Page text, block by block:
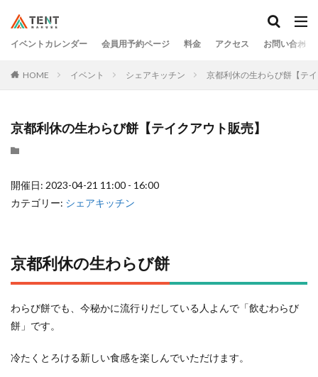
イベントカレンダー 会員用予約ページ 料金 アクセス お問い合わせ
HOME イベント シェアキッチン 京都利休の生わらび餅【テ
京都利休の生わらび餅【テイクアウト販売】
開催日: 2023-04-21 11:00 - 16:00
カテゴリー: シェアキッチン
京都利休の生わらび餅
わらび餅でも、今秘かに流行りだしている人よんで「飲むわらび
餅」です。
冷たくとろける新しい食感を楽しんでいただけます。